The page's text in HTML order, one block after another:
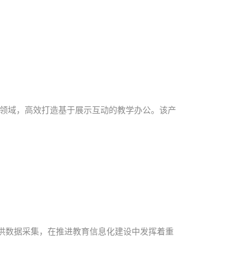
域，高效打造基于展示互动的教学办公。该产
据采集，在推进教育信息化建设中发挥着重